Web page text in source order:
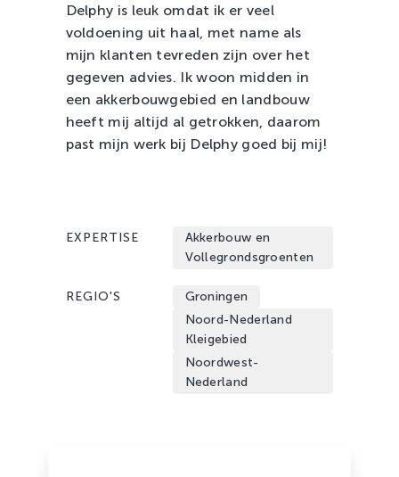
Delphy is leuk omdat ik er veel
voldoening uit haal, met name als
mijn klanten tevreden zijn over het
gegeven advies. Ik woon midden in
een akkerbouwgebied en landbouw
heeft mij altijd al getrokken, daarom
past mijn werk bij Delphy goed bij mij!
EXPERTISE
Akkerbouw en
Vollegrondsgroenten
REGIO'S
Groningen
Noord-Nederland
Kleigebied
Noordwest-
Nederland